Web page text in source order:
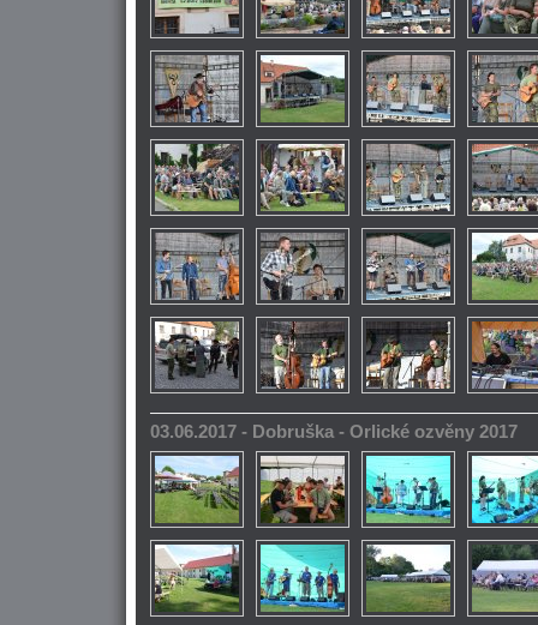
03.06.2017 - Dobruška - Orlické ozvěny 2017